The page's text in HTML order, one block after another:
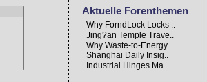
Aktuelle Forenthemen
Why ForndLock Locks ..
Jing?an Temple Trave..
Why Waste-to-Energy ..
Shanghai Daily Insig..
Industrial Hinges Ma..